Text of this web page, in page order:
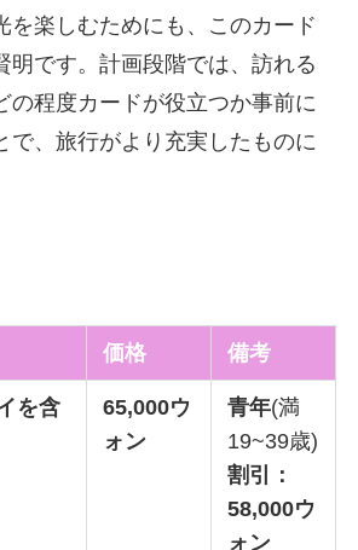
を楽しむためにも、このカード
明です。計画段階では、訪れる
の程度カードが役立つか事前に
で、旅行がより充実したものに
価格 備考
を含
65,000ウ
ォン
青年(満
19~39歳)
割引：
58,000ウ
ォン